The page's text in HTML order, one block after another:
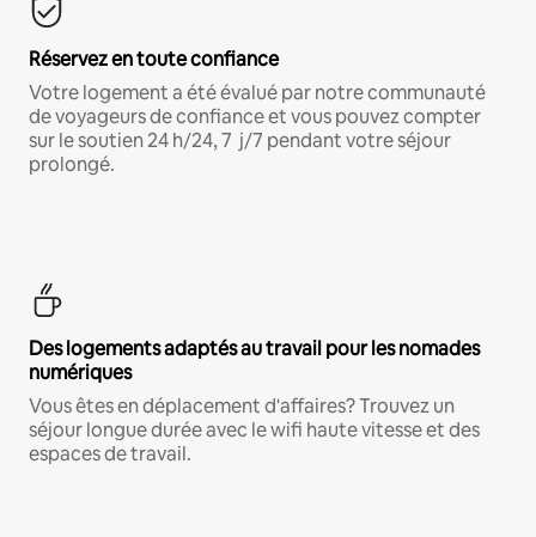
Réservez en toute confiance
Votre logement a été évalué par notre communauté
de voyageurs de confiance et vous pouvez compter
sur le soutien 24 h/24, 7 j/7 pendant votre séjour
prolongé.
Des logements adaptés au travail pour les nomades
numériques
Vous êtes en déplacement d'affaires? Trouvez un
séjour longue durée avec le wifi haute vitesse et des
espaces de travail.